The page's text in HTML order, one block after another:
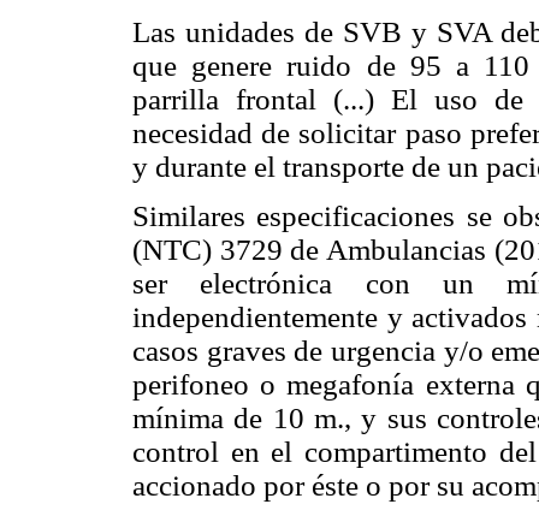
Las unidades de SVB y SVA
que genere ruido de 95 a 110
parrilla frontal (...) El uso de
necesidad de solicitar paso
y durante el transporte de un
Similares especificaciones se
(NTC) 3729 de Ambulancias
ser electrónica con un
independientemente y
casos graves de urgencia y/o
perifoneo o megafonía externa
mínima de 10 m., y sus
control en el compartimento
accionado por éste o por su